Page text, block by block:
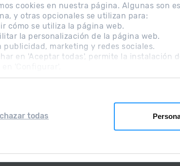
cookies en nuestra página. Algunas son
y otras opcionales se utilizan para:
cómo se utiliza la página web.
la personalización de la página web.
publicidad, marketing y redes sociales.
en 'Aceptar todas', permite la instalación
todas
Nota Legal Información adicional